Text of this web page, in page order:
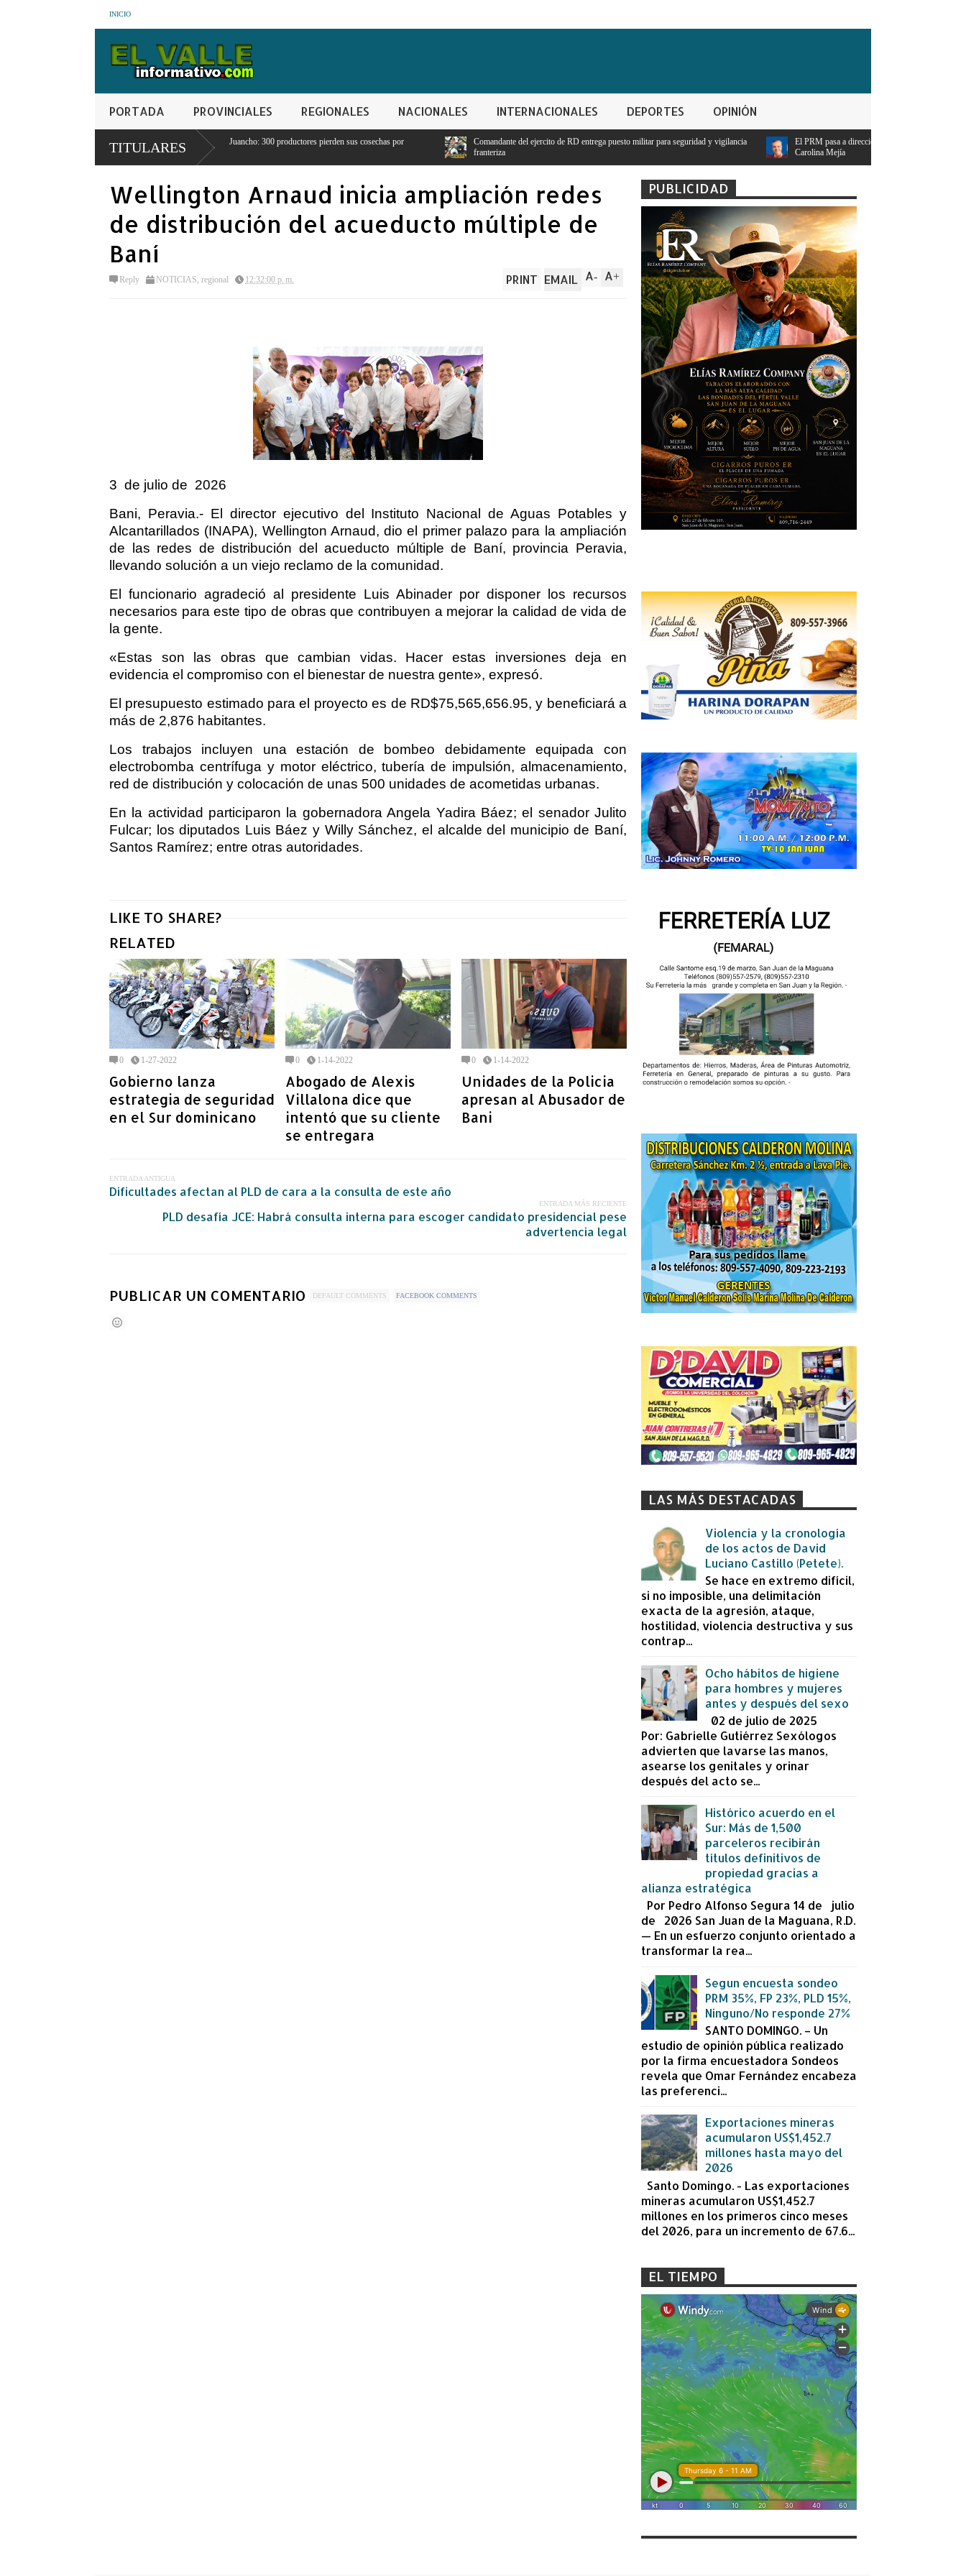
INICIO
PORTADA PROVINCIALES REGIONALES NACIONALES INTERNACIONALES DEPORTES OPINIÓN
TITULARES
Crisis agrícola en Juancho: 300 productores pierden sus cosechas por
escasez de agua
Comandante del ejercito de RD entrega puesto militar para seguridad y vigilancia
El PRM pasa a dirección tripartita masculina y deja atrás el liderazgo femenino de
Wellington Arnaud inicia ampliación redes
de distribución del acueducto múltiple de
Baní
Reply NOTICIAS, regional 12:32:00 p. m. A+
A-
PRINT EMAIL
3 de julio de 2026
Bani, Peravia.- El director ejecutivo del Instituto Nacional de Aguas Potables y
Alcantarillados (INAPA), Wellington Arnaud, dio el primer palazo para la ampliación
de las redes de distribución del acueducto múltiple de Baní, provincia Peravia,
llevando solución a un viejo reclamo de la comunidad.
El funcionario agradeció al presidente Luis Abinader por disponer los recursos
necesarios para este tipo de obras que contribuyen a mejorar la calidad de vida de
la gente.
«Estas son las obras que cambian vidas. Hacer estas inversiones deja en
evidencia el compromiso con el bienestar de nuestra gente», expresó.
El presupuesto estimado para el proyecto es de RD$75,565,656.95, y beneficiará a
más de 2,876 habitantes.
Los trabajos incluyen una estación de bombeo debidamente equipada con
electrobomba centrífuga y motor eléctrico, tubería de impulsión, almacenamiento,
red de distribución y colocación de unas 500 unidades de acometidas urbanas.
En la actividad participaron la gobernadora Angela Yadira Báez; el senador Julito
Fulcar; los diputados Luis Báez y Willy Sánchez, el alcalde del municipio de Baní,
Santos Ramírez; entre otras autoridades.
LIKE TO SHARE?
RELATED
0 1-27-2022
Gobierno lanza
estrategia de seguridad
en el Sur dominicano
0 1-14-2022
Abogado de Alexis
Villalona dice que
intentó que su cliente
se entregara
0 1-14-2022
Unidades de la Policia
apresan al Abusador de
Bani
ENTRADA ANTIGUA
Dificultades afectan al PLD de cara a la consulta de este año
ENTRADA MÁS RECIENTE
PLD desafía JCE: Habrá consulta interna para escoger candidato presidencial pese
advertencia legal
PUBLICAR UN COMENTARIO DEFAULT COMMENTS FACEBOOK COMMENTS
PUBLICIDAD
LAS MÁS DESTACADAS
Violencia y la cronología
de los actos de David
Luciano Castillo (Petete).
Se hace en extremo difícil,
si no imposible, una delimitación
exacta de la agresión, ataque,
hostilidad, violencia destructiva y sus
contrap...
Ocho hábitos de higiene
para hombres y mujeres
antes y después del sexo
02 de julio de 2025
Por: Gabrielle Gutiérrez Sexólogos
advierten que lavarse las manos,
asearse los genitales y orinar
después del acto se...
Histórico acuerdo en el
Sur: Más de 1,500
parceleros recibirán
títulos definitivos de
propiedad gracias a
alianza estratégica
Por Pedro Alfonso Segura 14 de julio
de 2026 San Juan de la Maguana, R.D.
— En un esfuerzo conjunto orientado a
transformar la rea...
Segun encuesta sondeo
PRM 35%, FP 23%, PLD 15%,
Ninguno/No responde 27%
SANTO DOMINGO. – Un
estudio de opinión pública realizado
por la firma encuestadora Sondeos
revela que Omar Fernández encabeza
las preferenci...
Exportaciones mineras
acumularon US$1,452.7
millones hasta mayo del
2026
Santo Domingo. - Las exportaciones
mineras acumularon US$1,452.7
millones en los primeros cinco meses
del 2026, para un incremento de 67.6...
EL TIEMPO